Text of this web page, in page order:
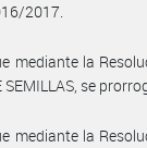
2017.
mediante la
SEMILLAS, se
mediante la